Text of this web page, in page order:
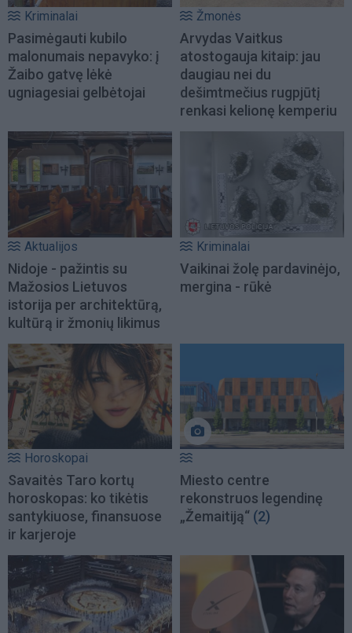
Kriminalai
Pasimėgauti kubilo
malonumais nepavyko: į
Žaibo gatvę lėkė
ugniagesiai gelbėtojai
Žmonės
Arvydas Vaitkus
atostogauja kitaip: jau
daugiau nei du
dešimtmečius rugpjūtį
renkasi kelionę kemperiu
Aktualijos
Nidoje - pažintis su
Mažosios Lietuvos
istorija per architektūrą,
kultūrą ir žmonių likimus
Kriminalai
Vaikinai žolę pardavinėjo,
mergina - rūkė
Horoskopai
Savaitės Taro kortų
horoskopas: ko tikėtis
santykiuose, finansuose
ir karjeroje
Miesto centre
rekonstruos legendinę
„Žemaitiją“ (2)